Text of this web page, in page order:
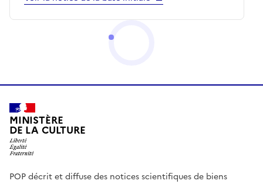
MINISTÈRE
DE LA CULTURE
POP décrit et diffuse des notices scientifiques de biens